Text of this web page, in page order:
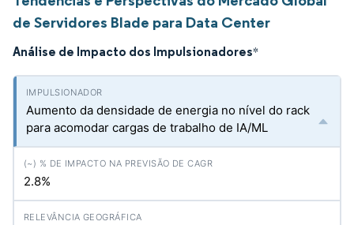
de Servidores Blade para Data Center
Análise de Impacto dos Impulsionadores*
Aumento da densidade de energia no nível do rack
para acomodar cargas de trabalho de IA/ML
2.8%